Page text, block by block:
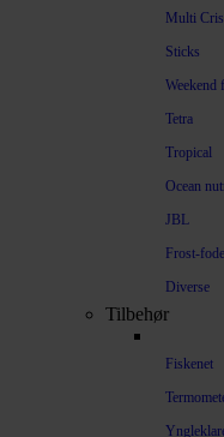
Multi
Sticks
Weekend
Tetra
Tropical
Ocean
JBL
Frost-
Diverse
Tilbehør
Fiskenet